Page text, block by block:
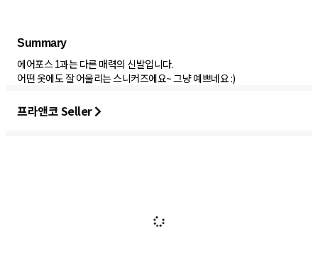
Summary
에어포스 1과는 다른 매력의 신발입니다.
어떤 옷에도 잘 어울리는 스니커즈에요~ 그냥 예쁘네요 :)
프라앤코 Seller